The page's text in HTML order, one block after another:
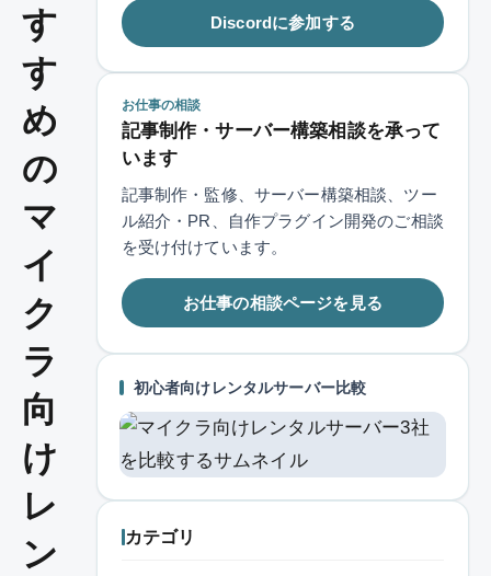
す
す
め
の
マ
イ
ク
ラ
向
け
レ
ン
Discordに参加する
お仕事の相談
記事制作・サーバー構築相談を承って
います
記事制作・監修、サーバー構築相談、ツー
ル紹介・PR、自作プラグイン開発のご相談
を受け付けています。
お仕事の相談ページを見る
初心者向けレンタルサーバー比較
カテゴリ